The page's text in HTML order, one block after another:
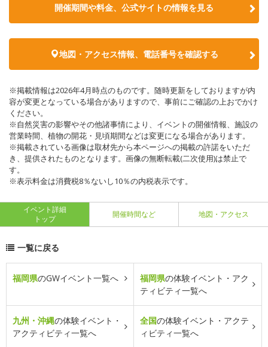
開催期間や料金、公式サイトの情報を見る
地図・アクセス情報、電話番号を確認する
※掲載情報は2026年4月時点のものです。随時更新をしておりますが内
容が変更となっている場合がありますので、事前にご確認の上おでかけ
ください。
※自然災害の影響やその他諸事情により、イベントの開催情報、施設の
営業時間、植物の開花・見頃期間などは変更になる場合があります。
※掲載されている画像は取材先から本ページへの掲載の許諾をいただ
き、提供されたものとなります。画像の無断転載(二次使用)は禁止で
す。
※表示料金は消費税8％ないし10％の内税表示です。
イベント詳細
トップ
開催時間など 地図・アクセス
一覧に戻る
福岡県のGWイベント一覧へ 福岡県の体験イベント・アク
ティビティ一覧へ
九州・沖縄の体験イベント・
アクティビティ一覧へ
全国の体験イベント・アクテ
ィビティ一覧へ